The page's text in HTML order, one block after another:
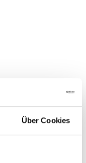
Über Cookies